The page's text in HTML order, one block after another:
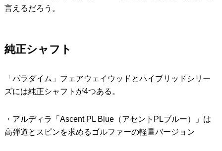
言えるだろう。
純正シャフト
「パラダイム」フェアウェイウッドとハイブリッドシリー
ズには純正シャフトが4つある。
・アルディラ「Ascent PL Blue（アセントPLブルー）」は
高弾道とスピンを求めるゴルファーの軽量バージョン